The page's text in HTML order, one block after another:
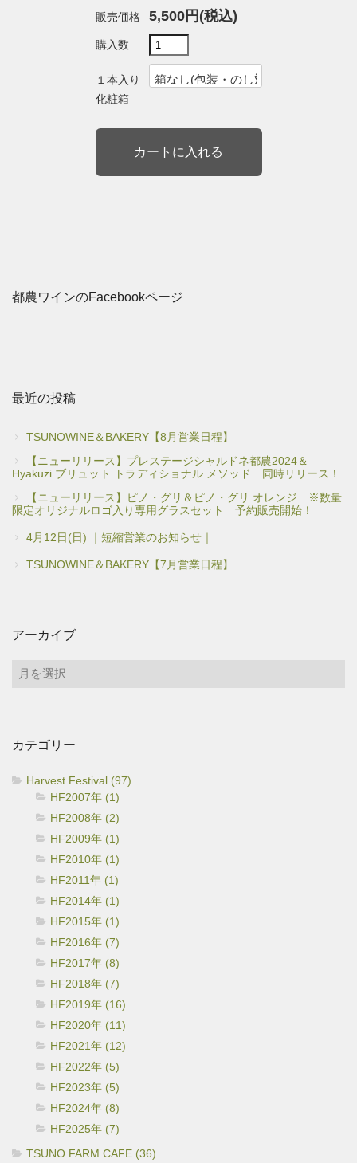
販売価格 5,500円(税込)
購入数
１本入り
化粧箱
都農ワインのFacebookページ
最近の投稿
TSUNOWINE＆BAKERY【8月営業日程】
【ニューリリース】プレステージシャルドネ都農2024＆
Hyakuzi ブリュット トラディショナル メソッド 同時リリース！
【ニューリリース】ピノ・グリ＆ピノ・グリ オレンジ ※数量
限定オリジナルロゴ入り専用グラスセット 予約販売開始！
4月12日(日) ｜短縮営業のお知らせ｜
TSUNOWINE＆BAKERY【7月営業日程】
アーカイブ
ア
ブ
カテゴリー
Harvest Festival (97)
HF2007年 (1)
HF2008年 (2)
HF2009年 (1)
HF2010年 (1)
HF2011年 (1)
HF2014年 (1)
HF2015年 (1)
HF2016年 (7)
HF2017年 (8)
HF2018年 (7)
HF2019年 (16)
HF2020年 (11)
HF2021年 (12)
HF2022年 (5)
HF2023年 (5)
HF2024年 (8)
HF2025年 (7)
TSUNO FARM CAFE (36)